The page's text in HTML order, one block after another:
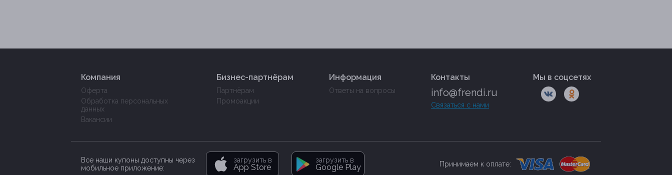
Компания
Оферта
Обработка персональных
данных
Вакансии
Бизнес-партнёрам
Партнёрам
Промоакции
Информация
Ответы на вопросы
Контакты
info@frendi.ru
Связаться с нами
Мы в соцсетях
Все наши купоны доступны через
мобильное приложение:
загрузить в
App Store
загрузить в
Google Play Принимаем к оплате: